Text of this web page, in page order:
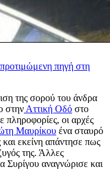
πηγή στη
της σορού του άνδρα
στην Αττική Οδό στο
οι αρχές
Μαυρίκου ένα σταυρό
εκείνη απάντησε πως
της. Άλλες
Συρίγου αναγνώρισε και